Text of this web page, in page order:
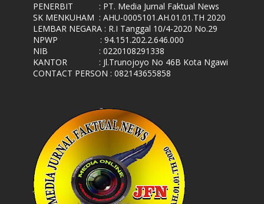
PENERBIT
: PT. Media Jurnal Faktual News
SK MENKUHAM : AHU-0005101.AH.01.01.TH 2020
LEMBAR NEGARA : R.I Tanggal 10/4-2020 No.29
NPWP
: 94.151.202.2.646.000
NIB
: 0220108291338
KANTOR
: Jl.Trunojoyo No 46B Kota Ngawi
CONTACT PERSON : 082143655858